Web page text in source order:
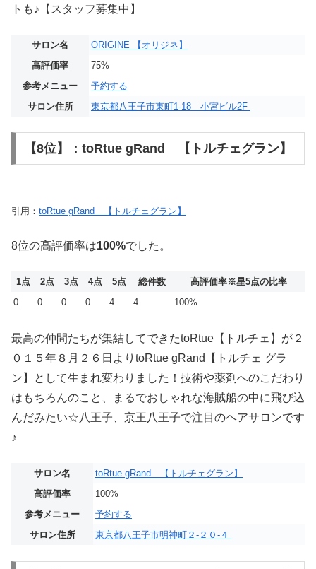
トも♪【スタッフ募集中】
サロン名
ORIGINE 【オリジネ】
高評価率
75%
参考メニュー
予約する
サロン住所
東京都八王子市東町1‐18 小宮ビル2F
【8位】：toRtue gRand 【トルチェグラン】
引用： toRtue gRand 【トルチェグラン】
8位の高評価率は100%でした。
1点 2点 3点 4点 5点 総件数 高評価率※星5点の比率
0
0 0 0 4 4 100%
最高の仲間たちが集結してできたtoRtue【トルチェ】が２
０１５年８月２６日よりtoRtue gRand【トルチェ グラ
ン】として生まれ変わりました！技術や薬剤へのこだわり
はもちろんのこと、まるでおしゃれな海賊船の中に飛び込
んだみたい☆八王子、京王八王子で注目のヘアサロンです
♪
サロン名
toRtue gRand 【トルチェグラン】
高評価率
100%
参考メニュー
予約する
サロン住所
東京都八王子市明神町２-２０-４